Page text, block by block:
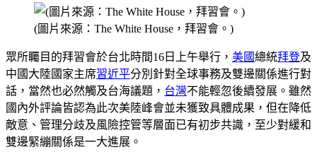
(圖片來源：The White House，拜習會。)
眾所矚目的拜習會於台北時間16日上午舉行， 美國總統拜登及
中國大陸國家主席習近平分別針對全球事務及雙邊關係進行對
話，當然也必然觸及台海議題， 台灣不能輕忽後續發展。雖然
國內外評論皆認為此次美陸峰會並未獲致具體成果，但在降低
敵意、管理分歧及風險控管等層面已有初步共識，至少對緩和
雙邊緊繃關係是一大進展。